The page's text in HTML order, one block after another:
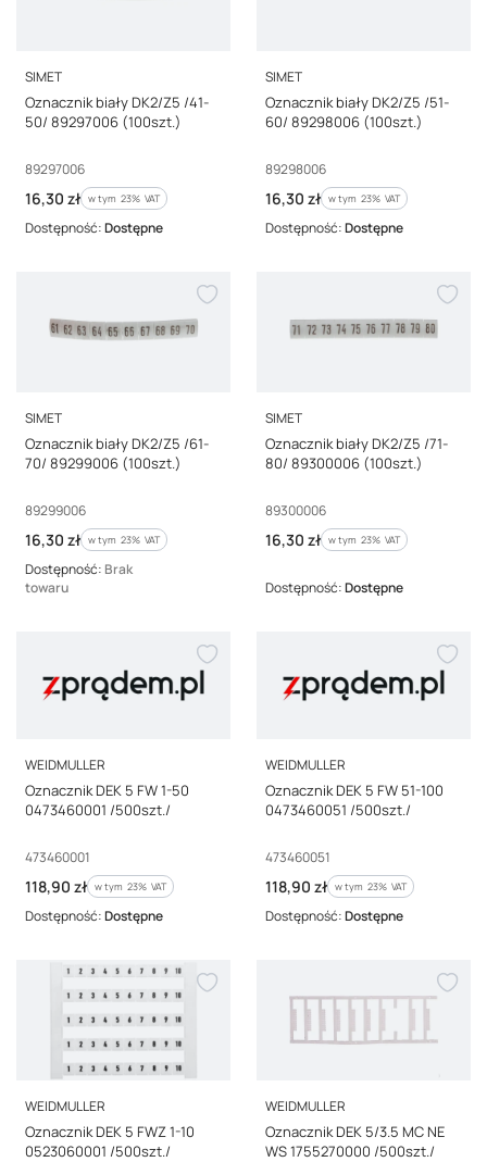
PRODUCENT
SIMET
Oznacznik biały DK2/Z5 /41-
50/ 89297006 (100szt.)
Kod producenta
89297006
Cena brutto
16,30 zł w tym %s VAT
w tym 23% VAT
Dostępność:Dostępne
PRODUCENT
SIMET
Oznacznik biały DK2/Z5 /51-
60/ 89298006 (100szt.)
Kod producenta
89298006
Cena brutto
16,30 zł w tym %s VAT
w tym 23% VAT
Dostępność:Dostępne
PRODUCENT
SIMET
Oznacznik biały DK2/Z5 /61-
70/ 89299006 (100szt.)
Kod producenta
89299006
Cena brutto
16,30 zł w tym %s VAT
w tym 23% VAT
Dostępność: Brak
towaru
PRODUCENT
SIMET
Oznacznik biały DK2/Z5 /71-
80/ 89300006 (100szt.)
Kod producenta
89300006
Cena brutto
16,30 zł w tym %s VAT
w tym 23% VAT
Dostępność:Dostępne
PRODUCENT
WEIDMULLER
Oznacznik DEK 5 FW 1-50
0473460001 /500szt./
Kod producenta
473460001
Cena brutto
118,90 zł w tym %s VAT
w tym 23% VAT
Dostępność:Dostępne
PRODUCENT
WEIDMULLER
Oznacznik DEK 5 FW 51-100
0473460051 /500szt./
Kod producenta
473460051
Cena brutto
118,90 zł w tym %s VAT
w tym 23% VAT
Dostępność:Dostępne
PRODUCENT
WEIDMULLER
Oznacznik DEK 5 FWZ 1-10
0523060001 /500szt./
PRODUCENT
WEIDMULLER
Oznacznik DEK 5/3.5 MC NE
WS 1755270000 /500szt./